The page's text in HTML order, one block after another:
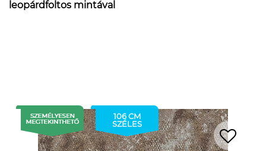
leopárdfoltos mintával
106 CM
SZÉLES